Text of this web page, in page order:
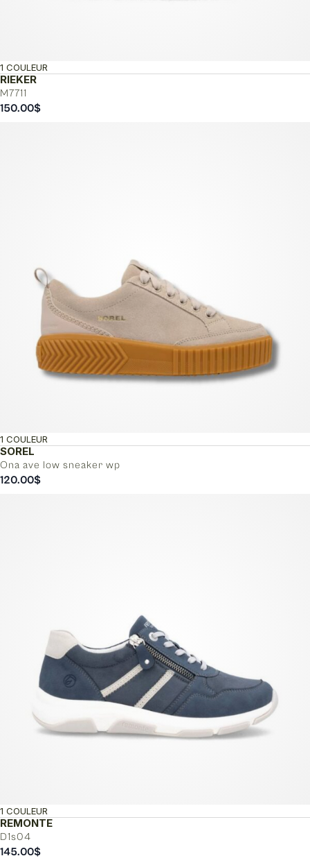
RIEKER
M7711
1 COULEUR
150.00$
SOREL
Ona ave low sneaker wp
1 COULEUR
120.00$
REMONTE
D1s04
1 COULEUR
145.00$